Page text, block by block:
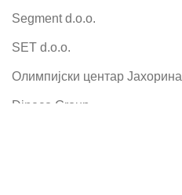
Segment d.o.o.
SET d.o.o.
Олимпијски центар Јахорина
Dineco Group